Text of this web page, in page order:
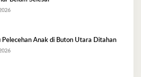
Pelecehan Anak di Buton Utara Ditahan